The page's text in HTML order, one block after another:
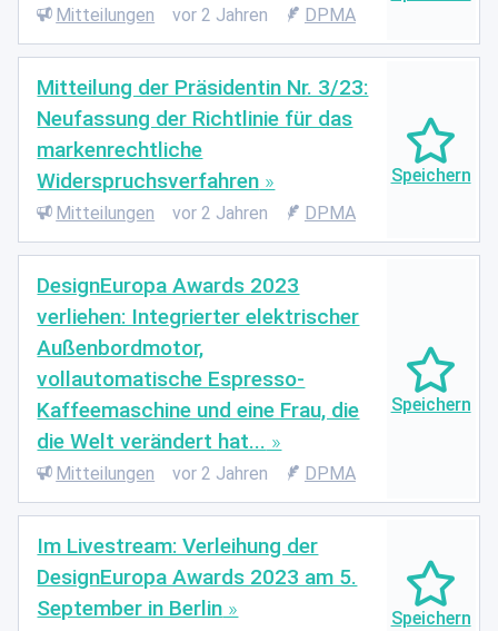
Mitteilungen vor 2 Jahren DPMA
Mitteilung der Präsidentin Nr. 3/23:
Neufassung der Richtlinie für das
markenrechtliche
Widerspruchsverfahren
Mitteilungen vor 2 Jahren DPMA
DesignEuropa Awards 2023
verliehen: Integrierter elektrischer
Außenbordmotor,
vollautomatische Espresso-
Kaffeemaschine und eine Frau, die
die Welt verändert hat...
Mitteilungen vor 2 Jahren DPMA
Im Livestream: Verleihung der
DesignEuropa Awards 2023 am 5.
September in Berlin